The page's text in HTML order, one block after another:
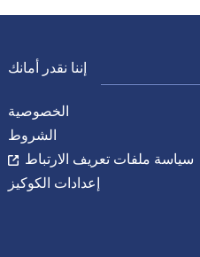
إننا نقدر أمانك
الخصوصية
الشروط
سياسة ملفات تعريف الارتباط
إعدادات الكوكيز